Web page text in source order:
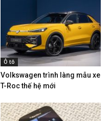
Ô tô
Volkswagen trình làng mẫu xe
T-Roc thế hệ mới